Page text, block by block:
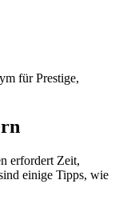
für Prestige,
erfordert Zeit,
einige Tipps, wie